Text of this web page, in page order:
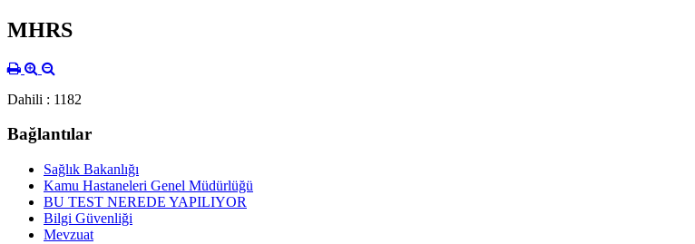
MHRS
Dahili : 1182
Bağlantılar
Sağlık Bakanlığı
Kamu Hastaneleri Genel Müdürlüğü
BU TEST NEREDE YAPILIYOR
Bilgi Güvenliği
Mevzuat